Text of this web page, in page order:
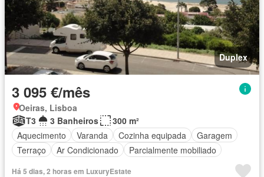
Duplex
3 095 €/mês
Oeiras, Lisboa
T3
3 Banheiros
300 m²
Aquecimento
Varanda Cozinha equipada
Garagem
Terraço
Ar Condicionado Parcialmente mobiliado
Há 5 dias, 2 horas em LuxuryEstate